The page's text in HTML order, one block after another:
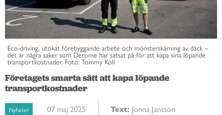
Eco-driving, utökat förebyggande arbete och mönsterskärning av däck –
det är några saker som Derome har satsat på för att kapa sina löpande
transportkostnader. Foto: Tommy Koll
Företagets smarta sätt att kapa löpande
transportkostnader
Nyheter 07 maj 2025 Text: Jonna Jansson